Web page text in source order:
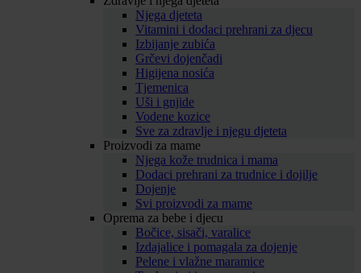
Njega djeteta
Vitamini i dodaci prehrani za djecu
Izbijanje zubića
Grčevi dojenčadi
Higijena nosića
Tjemenica
Uši i gnjide
Vodene kozice
Sve za zdravlje i njegu djeteta
Proizvodi za mame
Njega kože trudnica i mama
Dodaci prehrani za trudnice i dojilje
Dojenje
Svi proizvodi za mame
Oprema za bebe i djecu
Bočice, sisači, varalice
Izdajalice i pomagala za dojenje
Pelene i vlažne maramice